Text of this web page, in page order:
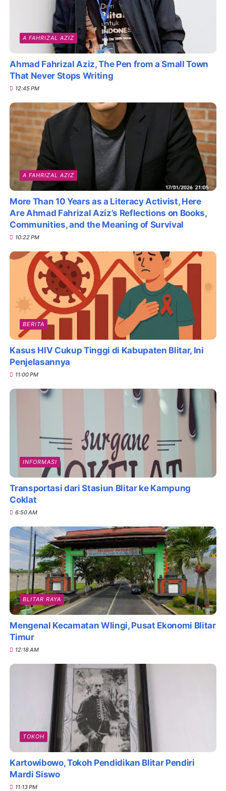
A FAHRIZAL AZIZ
Ahmad Fahrizal Aziz, The Pen from a Small Town
That Never Stops Writing
12:45 PM
A FAHRIZAL AZIZ
More Than 10 Years as a Literacy Activist, Here
Are Ahmad Fahrizal Aziz’s Reflections on Books,
Communities, and the Meaning of Survival
10:22 PM
BERITA
Kasus HIV Cukup Tinggi di Kabupaten Blitar, Ini
Penjelasannya
11:00 PM
INFORMASI
Transportasi dari Stasiun Blitar ke Kampung
Coklat
6:50 AM
BLITAR RAYA
Mengenal Kecamatan Wlingi, Pusat Ekonomi Blitar
Timur
12:18 AM
TOKOH
Kartowibowo, Tokoh Pendidikan Blitar Pendiri
Mardi Siswo
11:13 PM